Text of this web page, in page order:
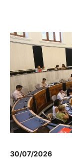
30/07/2026